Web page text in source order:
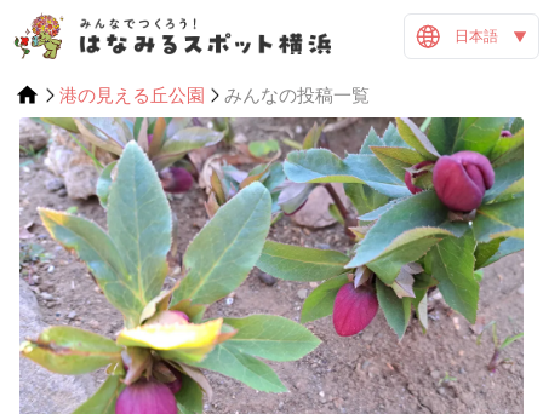
日本語
港の見える丘公園 みんなの投稿一覧